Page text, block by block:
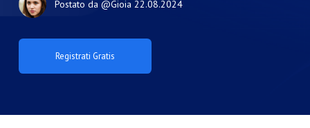
Postato da @Gioia 22.08.2024